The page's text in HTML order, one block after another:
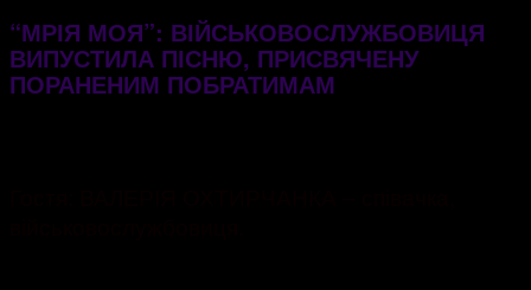
“МРІЯ МОЯ”: ВІЙСЬКОВОСЛУЖБОВИЦЯ
ВИПУСТИЛА ПІСНЮ, ПРИСВЯЧЕНУ
ПОРАНЕНИМ ПОБРАТИМАМ